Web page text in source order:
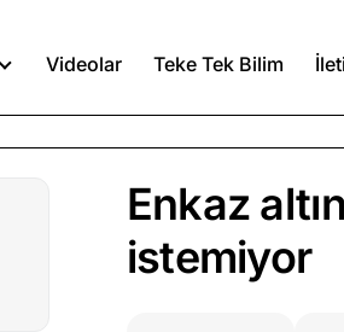
Videolar Teke Tek Bilim
Ağustos 5, 2026
Enkaz
istemiyor